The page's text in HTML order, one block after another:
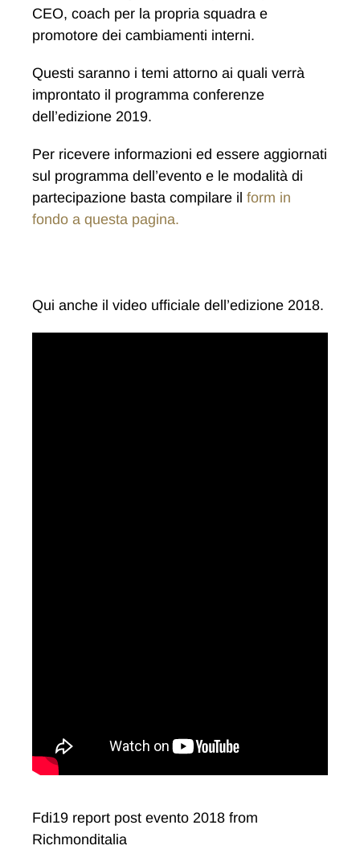
CEO, coach per la propria squadra e
promotore dei cambiamenti interni.
Questi saranno i temi attorno ai quali verrà
improntato il programma conferenze
dell’edizione 2019.
Per ricevere informazioni ed essere aggiornati
sul programma dell’evento e le modalità di
partecipazione basta compilare il form in
fondo a questa pagina.
Qui anche il video ufficiale dell’edizione 2018.
Fdi19 report post evento 2018 from
Richmonditalia